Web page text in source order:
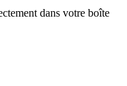
dans votre boîte